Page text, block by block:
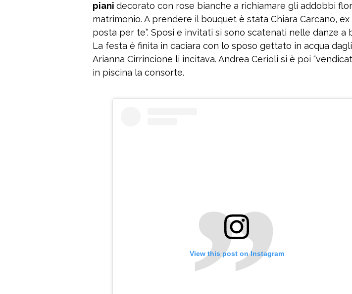
piani decorato con rose bianche a richiamare gli addobbi
matrimonio. A prendere il bouquet è stata Chiara Carcano, ex
posta per te”. Sposi e invitati si sono scatenati nelle danze a
La festa è finita in caciara con lo sposo gettato in acqua
Arianna Cirrincione li incitava. Andrea Cerioli si è poi
in piscina la consorte.
View this post on Instagram